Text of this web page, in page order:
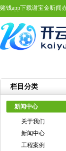
赌钱app下载谢宝金听闻
栏目分类
新闻中心
关于我们
新闻中心
工程案例